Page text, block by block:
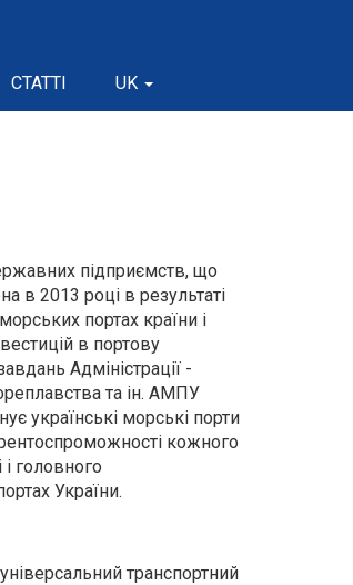
СТАТТІ UK
підприємств, що
в 2013 році в результаті
портах країни і
в портову
Адміністрації -
та ін. АМПУ
українські морські порти
кожного
головного
України.
транспортний